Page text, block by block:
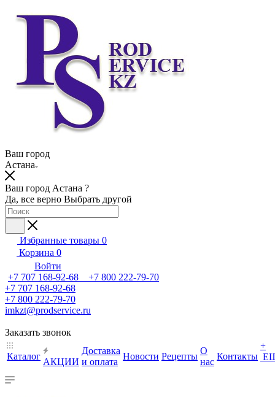
Ваш город
Астана
Ваш город Астана ?
Да, все верно Выбрать другой
Избранные товары 0
Корзина 0
Войти
+7 707 168-92-68 +7 800 222-79-70
+7 707 168-92-68
+7 800 222-79-70
imkzt@prodservice.ru
Заказать звонок
Каталог
АКЦИИ
Доставка
и оплата
Новости Рецепты
О
нас
Контакты
+